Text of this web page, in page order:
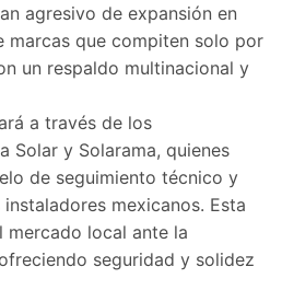
agresivo de expansión en
marcas que compiten solo por
un respaldo multinacional y
a través de los
Solar y Solarama, quienes
de seguimiento técnico y
mexicanos. Esta
mercado local ante la
seguridad y solidez